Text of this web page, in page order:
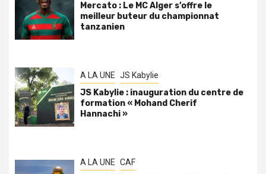
Mercato : Le MC Alger s’offre le
meilleur buteur du championnat
tanzanien
A LA UNE JS Kabylie
JS Kabylie : inauguration du centre de
formation « Mohand Cherif
Hannachi »
A LA UNE CAF